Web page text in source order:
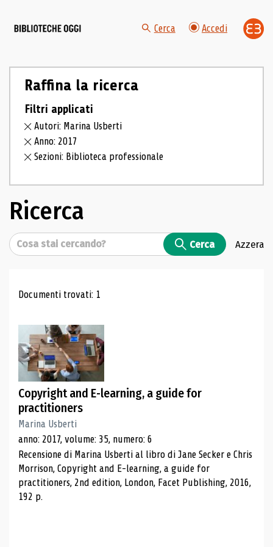
Cerca Accedi
Raffina la ricerca
Filtri applicati
Autori: Marina Usberti
Anno: 2017
Sezioni: Biblioteca professionale
Ricerca
Cerca Cerca Azzera
Risultati di ricerca
Documenti trovati: 1
Copyright and E-learning, a guide for
practitioners
Marina Usberti
anno: 2017, volume: 35, numero: 6
Recensione di Marina Usberti al libro di Jane Secker e Chris
Morrison, Copyright and E-learning, a guide for
practitioners, 2nd edition, London, Facet Publishing, 2016,
192 p.